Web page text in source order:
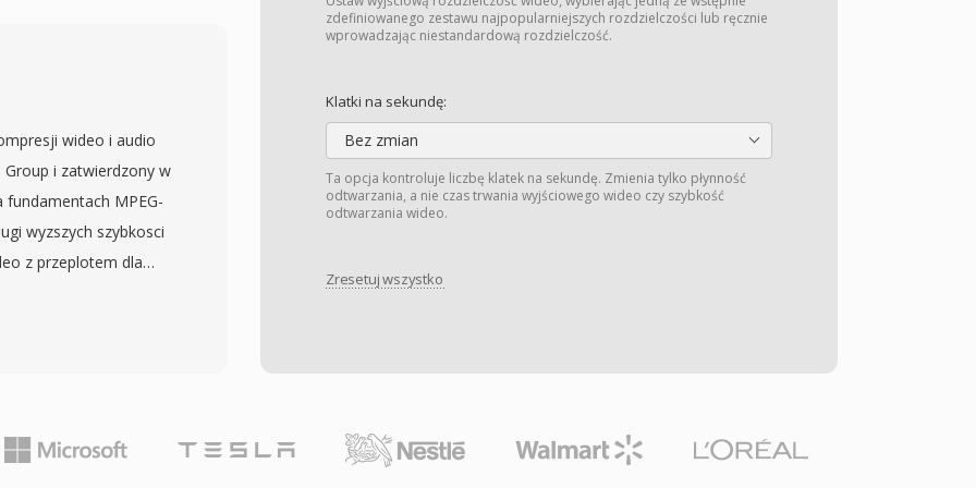
zdefiniowanego zestawu najpopularniejszych rozdzielczości lub ręcznie
wprowadzając niestandardową rozdzielczość.
Klatki na sekundę:
Bez zmian
Ta opcja kontroluje liczbę klatek na sekundę. Zmienia tylko płynność
odtwarzania, a nie czas trwania wyjściowego wideo czy szybkość
odtwarzania wideo.
Zresetuj wszystko
przepływem
natychmiastowy
z
w rozdzielczosci
(PAL) przy
domowego
wraz z
Choc przejscie na
wideo i audio
i zatwierdzony w
fundamentach MPEG-
wyzszych szybkosci
z przeplotem dla
do zastosowan od
dla profesjonalnej
telewizji cyfrowej